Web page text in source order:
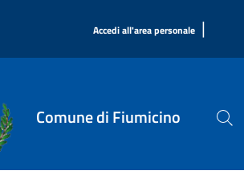
Accedi all'area personale |
Comune di Fiumicino